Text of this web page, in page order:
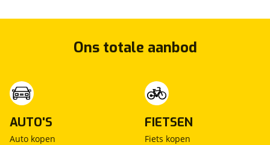
Ons totale aanbod
AUTO'S
Auto kopen
FIETSEN
Fiets kopen